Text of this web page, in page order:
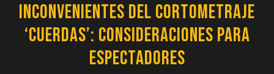
Inconvenientes del Cortometraje
‘Cuerdas’: Consideraciones para
Espectadores